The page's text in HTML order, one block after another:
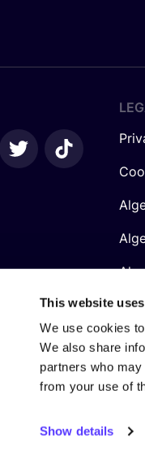
This website
We use cookies
We also share
partners who may
from your use of
Show details